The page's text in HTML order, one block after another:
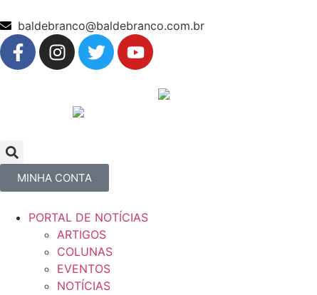
baldebranco@baldebranco.com.br
MINHA CONTA
PORTAL DE NOTÍCIAS
ARTIGOS
COLUNAS
EVENTOS
NOTÍCIAS